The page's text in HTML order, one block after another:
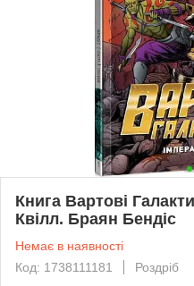
Книга Вартові
Квілл. Браян Бендіс
Немає в наявності
Код: 1738111181
Роздріб